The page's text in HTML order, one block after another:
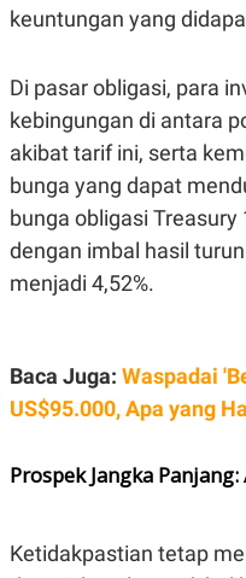
keuntungan yang
Di pasar obligasi, para
kebingungan di antara
akibat tarif ini, serta
bunga yang dapat
bunga obligasi
dengan imbal hasil
menjadi 4,52%.
Baca Juga: Waspadai
US$95.000, Apa yang
Prospek Jangka
Ketidakpastian tetap